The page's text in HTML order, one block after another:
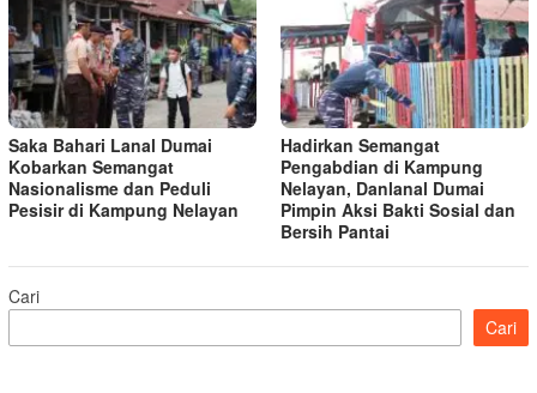
Saka Bahari Lanal Dumai
Kobarkan Semangat
Nasionalisme dan Peduli
Pesisir di Kampung Nelayan
Hadirkan Semangat
Pengabdian di Kampung
Nelayan, Danlanal Dumai
Pimpin Aksi Bakti Sosial dan
Bersih Pantai
Cari
Cari